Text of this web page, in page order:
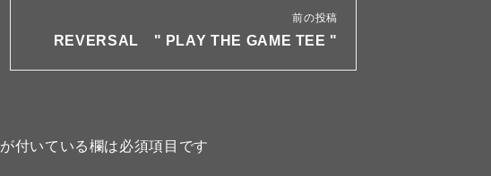
前の投稿
REVERSAL " PLAY THE GAME TEE "
が付いている欄は必須項目です